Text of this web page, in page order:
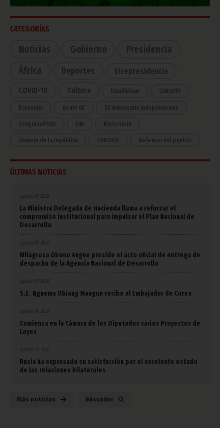
CATEGORÍAS
Noticias Gobierno
Presidencia
África
Deportes Vicepresidencia
COVID-19 Cultura Estadísticas CAN 2015
Economía Gente GE 50 Aniversario Independencia
CongresoPDGE FIJA Bielorrusia
Consejo de la república CAN 2025 Defensor del pueblo
ÚLTIMAS NOTICIAS
agosto 07, 2026
La Ministra Delegada de Hacienda llama a reforzar el
compromiso institucional para impulsar el Plan Nacional de
Desarrollo
agosto 07, 2026
Milagrosa Obono Angue preside el acto oficial de entrega de
despacho de la Agencia Nacional de Desarrollo
agosto 07, 2026
S.E. Nguema Obiang Mangue recibe al Embajador de Corea
agosto 07, 2026
Comienza en la Cámara de los Diputados varios Proyectos de
Leyes
agosto 07, 2026
Rusia ha expresado su satisfacción por el excelente estado
de las relaciones bilaterales
Más noticias Búscador